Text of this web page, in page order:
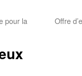
pour la
Offre